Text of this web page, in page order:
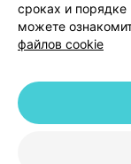
© 2026 ООО «Артокс
сроках и
можете
файлов cookie